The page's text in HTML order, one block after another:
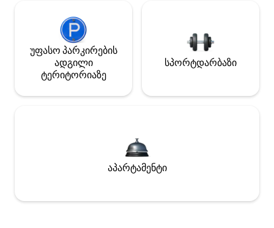
უფასო პარკირების
ადგილი
ტერიტორიაზე
სპორტდარბაზი
აპარტამენტი